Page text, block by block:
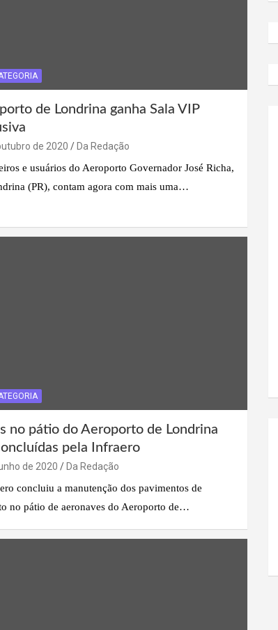
de Londrina ganha Sala VIP
de 2020
Da Redação
e usuários do Aeroporto Governador José Richa,
(PR), contam agora com mais uma…
no pátio do Aeroporto de Londrina
pela Infraero
de 2020
Da Redação
concluiu a manutenção dos pavimentos de
no pátio de aeronaves do Aeroporto de…